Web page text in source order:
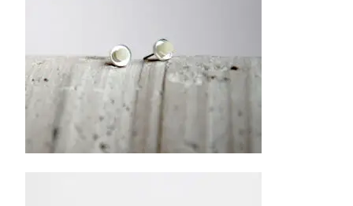
24.00€
Pasirinkti savybes